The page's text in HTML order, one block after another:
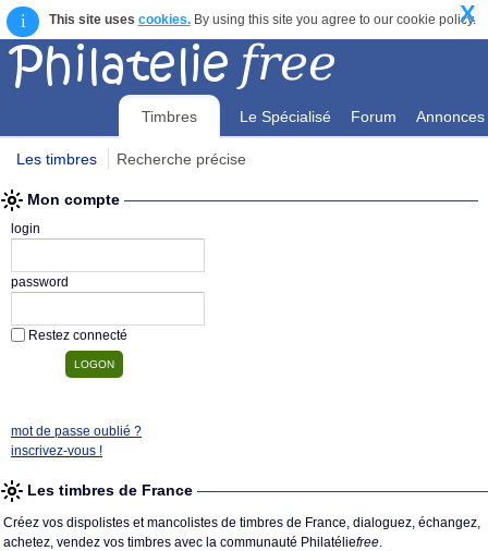
i This site uses cookies.By using this site you agree to our cookie policy.
X
Timbres Le Spécialisé Forum Annonces
Les timbres Recherche précise
Mon compte
login
password
Restez connecté
mot de passe oublié ?
inscrivez-vous !
Les timbres de France
Créez vos dispolistes et mancolistes de timbres de France, dialoguez, échangez,
achetez, vendez vos timbres avec la communauté Philatéliefree.